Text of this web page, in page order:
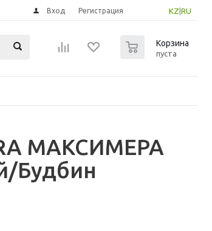
KZ RU
Вход Регистрация
Корзина
пуста
МАКСИМЕРА
Будбин